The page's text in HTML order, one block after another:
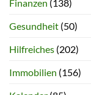
Finanzen (138)
Gesundheit (50)
Hilfreiches (202)
Immobilien (156)